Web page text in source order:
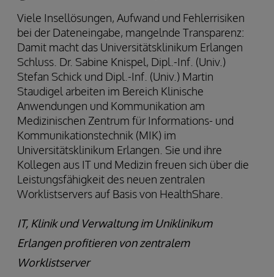
Viele Insellösungen, Aufwand und Fehlerrisiken
bei der Dateneingabe, mangelnde Transparenz:
Damit macht das Universitätsklinikum Erlangen
Schluss. Dr. Sabine Knispel, Dipl.-Inf. (Univ.)
Stefan Schick und Dipl.-Inf. (Univ.) Martin
Staudigel arbeiten im Bereich Klinische
Anwendungen und Kommunikation am
Medizinischen Zentrum für Informations- und
Kommunikationstechnik (MIK) im
Universitätsklinikum Erlangen. Sie und ihre
Kollegen aus IT und Medizin freuen sich über die
Leistungsfähigkeit des neuen zentralen
Worklistservers auf Basis von HealthShare.
IT, Klinik und Verwaltung im Uniklinikum
Erlangen profitieren von zentralem
Worklistserver